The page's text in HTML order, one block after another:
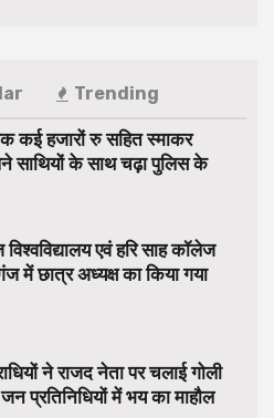
Trending
कई हजारों रु सहित स्माकर
साथियों के साथ चढ़ा पुलिस के
एवं हरि साह कॉलेज
में छात्र अध्यक्ष का किया गया
ने राजद नेता पर चलाई गोली
प्रतिनिधियों में भय का माहौल